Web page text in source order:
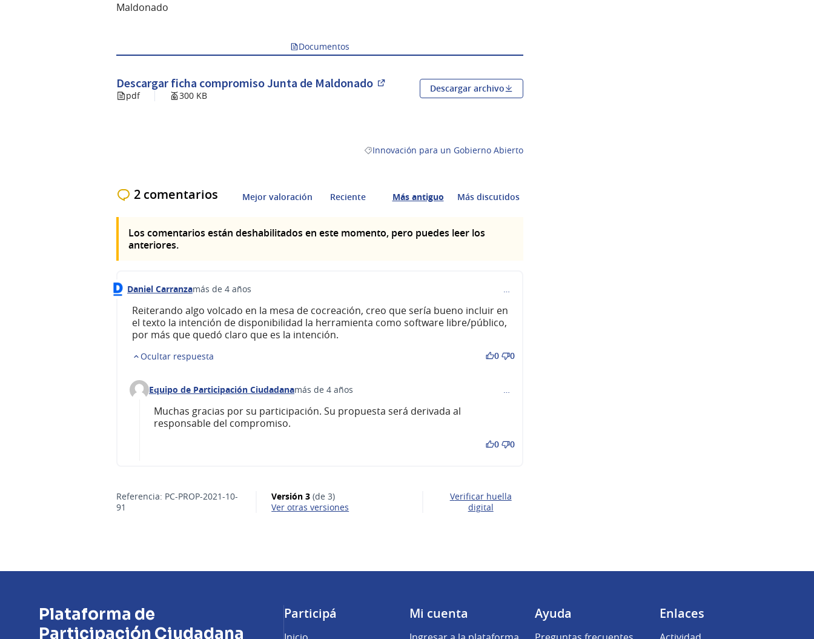
Maldonado
Documentos
Descargar ficha compromiso Junta de Maldonado
(Abrir en una pestaña nueva)
pdf 300 KB
Descargar archivo
Resultados al filtrar por la categoría: Innovación para un Gobierno Abierto
Innovación para un Gobierno Abierto
2 comentarios Mejor valoración Reciente Más antiguo Más discutidos
Los comentarios están deshabilitados en este momento, pero puedes leer los
anteriores.
Comentario 234
Daniel Carranzamás de 4 años …
Reiterando algo volcado en la mesa de cocreación, creo que sería bueno incluir en
el texto la intención de disponibilidad la herramienta como software libre/público,
por más que quedó claro que es la intención.
Ocultar respuesta 0 0
Comentario 263 (responder al comentario 234)
Equipo de Participación Ciudadanamás de 4 años …
Muchas gracias por su participación. Su propuesta será derivada al
responsable del compromiso.
0 0
Referencia: PC-PROP-2021-10-
91
Versión 3 (de 3)
ver otras versiones
Verificar huella
digital
Plataforma de
Participación Ciudadana
Participá Mi cuenta Ayuda Enlaces